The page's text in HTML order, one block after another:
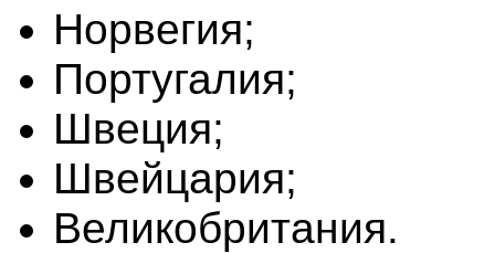
Норвегия;
Португалия;
Швеция;
Швейцария;
Великобритания.